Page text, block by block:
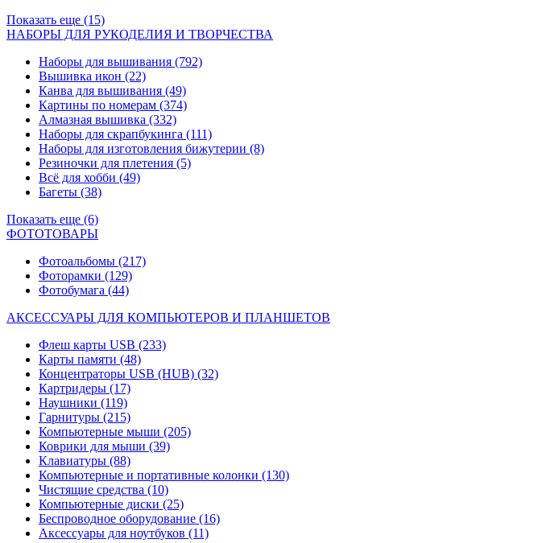
Показать еще (15)
НАБОРЫ ДЛЯ РУКОДЕЛИЯ И ТВОРЧЕСТВА
Наборы для вышивания (792)
Вышивка икон (22)
Канва для вышивания (49)
Картины по номерам (374)
Алмазная вышивка (332)
Наборы для скрапбукинга (111)
Наборы для изготовления бижутерии (8)
Резиночки для плетения (5)
Всё для хобби (49)
Багеты (38)
Показать еще (6)
ФОТОТОВАРЫ
Фотоальбомы (217)
Фоторамки (129)
Фотобумага (44)
АКСЕССУАРЫ ДЛЯ КОМПЬЮТЕРОВ И ПЛАНШЕТОВ
Флеш карты USB (233)
Карты памяти (48)
Концентраторы USB (HUB) (32)
Картридеры (17)
Наушники (119)
Гарнитуры (215)
Компьютерные мыши (205)
Коврики для мыши (39)
Клавиатуры (88)
Компьютерные и портативные колонки (130)
Чистящие средства (10)
Компьютерные диски (25)
Беспроводное оборудование (16)
Аксессуары для ноутбуков (11)